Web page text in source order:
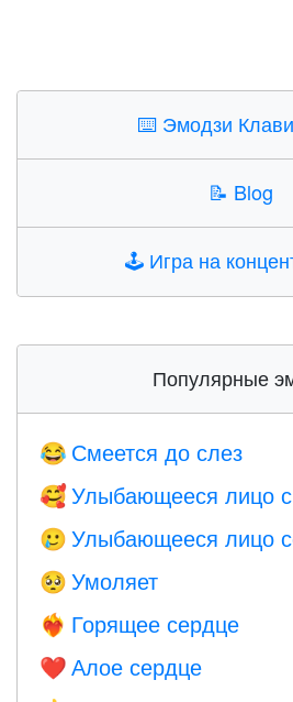
⌨️ Эмодзи
📝 Blog
🕹️ Игра на
Популярные
😂 Смеется до слез
🥰 Улыбающееся лицо
🥲 Улыбающееся лицо
🥺 Умоляет
❤️‍🔥 Горящее сердце
❤️ Алое сердце